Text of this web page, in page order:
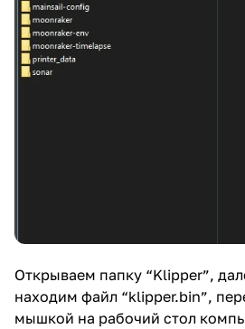
Открываем папку “Klipper”,
находим файл “klipper.bin”,
мышкой на рабочий стол